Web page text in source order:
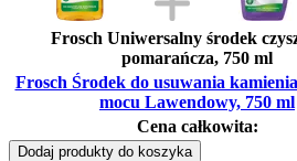
Frosch Uniwersalny środek
pomarańcza, 750 ml
Frosch Środek do usuwania
mocu Lawendowy, 750 ml
Cena całkowita:
Dodaj produkty do koszyka